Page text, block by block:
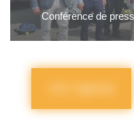
Conférence de